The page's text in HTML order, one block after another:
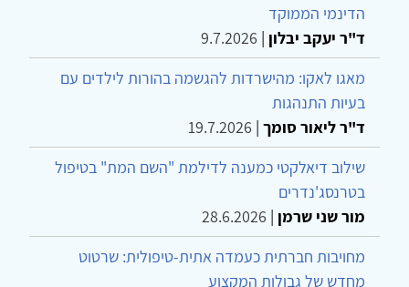
הדינמי הממוקד
ד"ר יעקב יבלון |
9.7.2026
מאגו לאקו: מהישרדות להגשמה בהורות לילדים עם
בעיות התנהגות
ד"ר ליאור סומך |
19.7.2026
שילוב דיאלקטי כמענה לדילמת "השם המת" בטיפול
בטרנסג'נדרים
מור שני שרמן |
28.6.2026
מחויבות חברתית כעמדה אתית-טיפולית: שרטוט
מחדש של גבולות המקצוע